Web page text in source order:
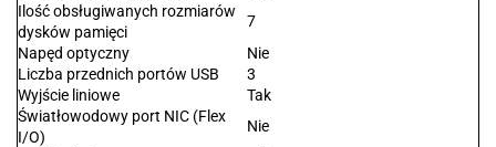
Ilość obsługiwanych rozmiarów
dysków pamięci
7
Napęd optyczny
Nie
Liczba przednich portów USB
3
Wyjście liniowe
Tak
Światłowodowy port NIC (Flex
I/O)
Nie